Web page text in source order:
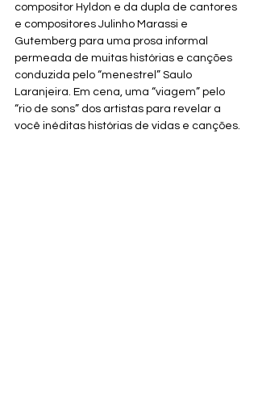
compositor Hyldon e da dupla de cantores
e compositores Julinho Marassi e
Gutemberg para uma prosa informal
permeada de muitas histórias e canções
conduzida pelo “menestrel” Saulo
Laranjeira. Em cena, uma “viagem” pelo
“rio de sons” dos artistas para revelar a
você inéditas histórias de vidas e canções.